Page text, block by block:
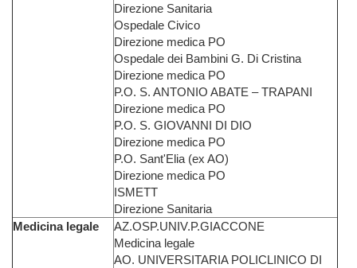
Direzione Sanitaria
Ospedale Civico
Direzione medica PO
Ospedale dei Bambini G. Di Cristina
Direzione medica PO
P.O. S. ANTONIO ABATE – TRAPANI
Direzione medica PO
P.O. S. GIOVANNI DI DIO
Direzione medica PO
P.O. Sant'Elia (ex AO)
Direzione medica PO
ISMETT
Direzione Sanitaria
Medicina legale
AZ.OSP.UNIV.P.GIACCONE
Medicina legale
AO. UNIVERSITARIA POLICLINICO DI